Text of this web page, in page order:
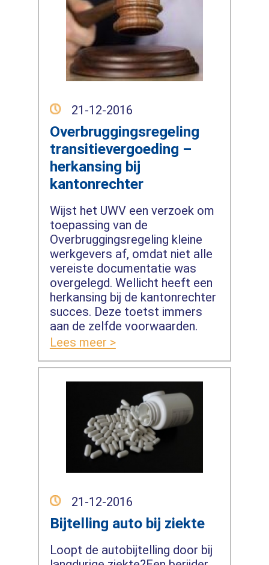
21-12-2016
Overbruggingsregeling
transitievergoeding –
herkansing bij
kantonrechter
Wijst het UWV een verzoek om
toepassing van de
Overbruggingsregeling kleine
werkgevers af, omdat niet alle
vereiste documentatie was
overgelegd. Wellicht heeft een
herkansing bij de kantonrechter
succes. Deze toetst immers
aan de zelfde voorwaarden.
Lees meer >
21-12-2016
Bijtelling auto bij ziekte
Loopt de autobijtelling door bij